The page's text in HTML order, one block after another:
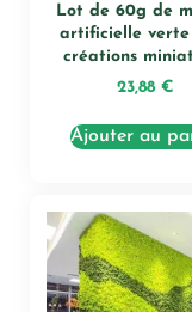
Lot de 60g de
artificielle verte
créations
23,88 €
Ajouter au